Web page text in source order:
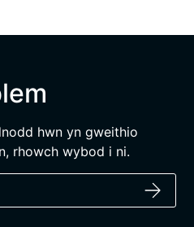
hwn yn gweithio
rhowch wybod i ni.